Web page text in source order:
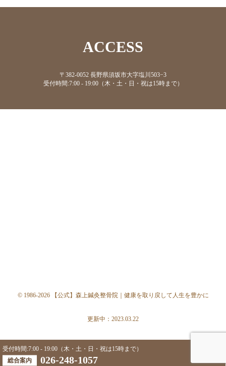
ACCESS
〒382-0052 長野県須坂市大字塩川503−3
受付時間:7:00 - 19:00（木・土・日・祝は15時まで）
受付時間:7:00 - 19:00（木・土・日・祝は15時まで）
026-248-1057
© 1986-2026 【公式】森上鍼灸整骨院｜健康を取り戻して人生を豊かに
更新中：2023.03.22